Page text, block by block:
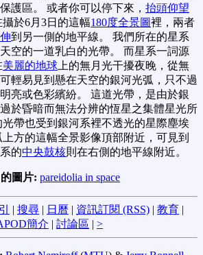
護區。 或者你可以停下來， 抬頭仰望
於6月3日的這幅180度全景圖裡，兩者
到另一側的地平線。 我們所在的星系
空的一道乳白的光帶。 而星系一詞源
美麗的地球 上的無月光干擾夜晚，從無
輕易見到懸在天空的銀河光弧，只不過
亮或色彩繽紛。 這道光帶，是由於銀
於昏暗而無法分辨的恆星之集體星光所
帶也受到銀河系裡不透光的星際塵埃
方的這幅全景影像頂部附近，可見到
的中央鼓核則在右側的地平線附近。
圖片: pareidolia in space
| 搜尋 | 日曆 | 資訊訂閱 (RSS) | 教育 |
簡介 | 討論區 | >